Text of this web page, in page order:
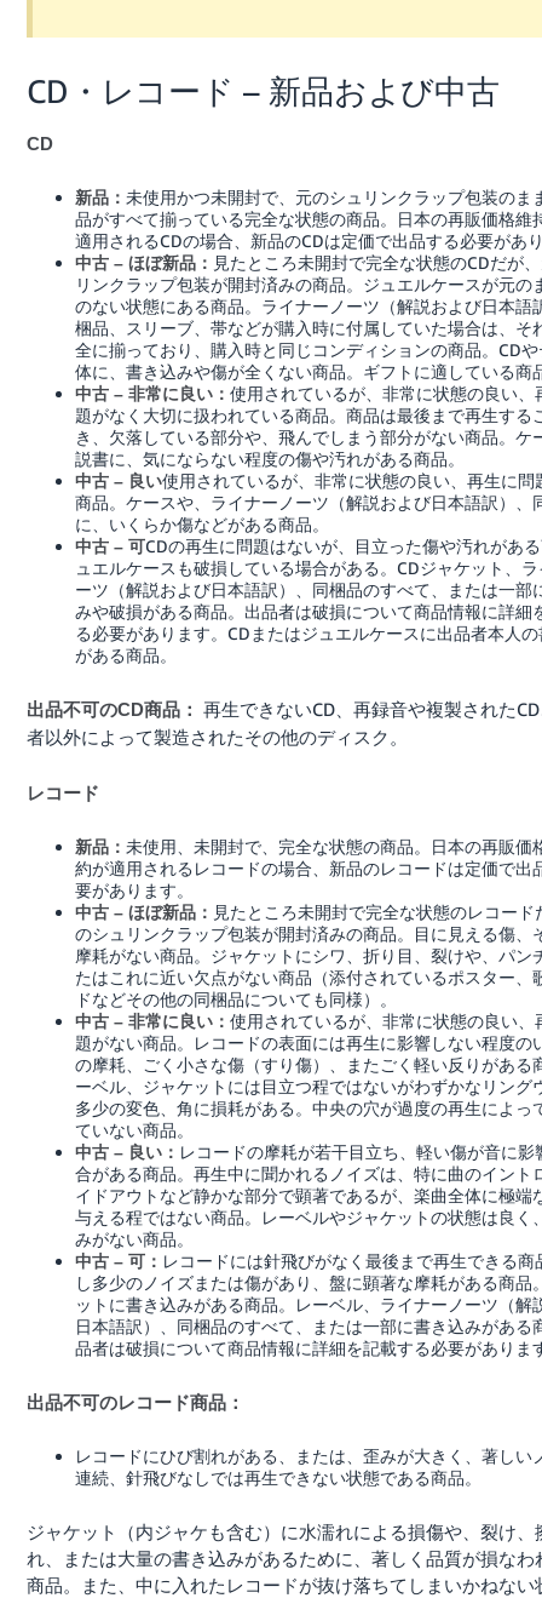
CD・レコード – 新品および中古
CD
新品： 未使用かつ未開封で、元のシュリンクラップ包装のま
品がすべて揃っている完全な状態の商品。日本の再販価格維
適用されるCDの場合、新品のCDは定価で出品する必要があ
中古 – ほぼ新品： 見たところ未開封で完全な状態のCDだが
リンクラップ包装が開封済みの商品。ジュエルケースが元の
のない状態にある商品。ライナーノーツ（解説および日本語
梱品、スリーブ、帯などが購入時に付属していた場合は、そ
全に揃っており、購入時と同じコンディションの商品。CD
体に、書き込みや傷が全くない商品。ギフトに適している商
中古 – 非常に良い： 使用されているが、非常に状態の良い、
題がなく大切に扱われている商品。商品は最後まで再生する
き、欠落している部分や、飛んでしまう部分がない商品。ケ
説書に、気にならない程度の傷や汚れがある商品。
中古 – 良い使用されているが、非常に状態の良い、再生に問
商品。ケースや、ライナーノーツ（解説および日本語訳）、
に、いくらか傷などがある商品。
中古 – 可CDの再生に問題はないが、目立った傷や汚れがあ
ュエルケースも破損している場合がある。CDジャケット、
ーツ（解説および日本語訳）、同梱品のすべて、または一部
みや破損がある商品。出品者は破損について商品情報に詳細
る必要があります。CDまたはジュエルケースに出品者本人
がある商品。
出品不可のCD商品： 再生できないCD、再録音や複製された
者以外によって製造されたその他のディスク。
レコード
新品： 未使用、未開封で、完全な状態の商品。日本の再販価
約が適用されるレコードの場合、新品のレコードは定価で出
要があります。
中古 – ほぼ新品： 見たところ未開封で完全な状態のレコード
のシュリンクラップ包装が開封済みの商品。目に見える傷、
摩耗がない商品。ジャケットにシワ、折り目、裂けや、パン
たはこれに近い欠点がない商品（添付されているポスター、
ドなどその他の同梱品についても同様）。
中古 – 非常に良い： 使用されているが、非常に状態の良い、
題がない商品。レコードの表面には再生に影響しない程度の
の摩耗、ごく小さな傷（すり傷）、またごく軽い反りがある
ーベル、ジャケットには目立つ程ではないがわずかなリング
多少の変色、角に損耗がある。中央の穴が過度の再生によっ
ていない商品。
中古 – 良い： レコードの摩耗が若干目立ち、軽い傷が音に影
合がある商品。再生中に聞かれるノイズは、特に曲のイント
イドアウトなど静かな部分で顕著であるが、楽曲全体に極端
与える程ではない商品。レーベルやジャケットの状態は良く
みがない商品。
中古 – 可： レコードには針飛びがなく最後まで再生できる商
し多少のノイズまたは傷があり、盤に顕著な摩耗がある商品
ットに書き込みがある商品。レーベル、ライナーノーツ（解
日本語訳）、同梱品のすべて、または一部に書き込みがある
品者は破損について商品情報に詳細を記載する必要がありま
出品不可のレコード商品：
レコードにひび割れがある、または、歪みが大きく、著しい
連続、針飛びなしでは再生できない状態である商品。
ジャケット（内ジャケも含む）に水濡れによる損傷や、裂け、
れ、または大量の書き込みがあるために、著しく品質が損なわ
商品。また、中に入れたレコードが抜け落ちてしまいかねない